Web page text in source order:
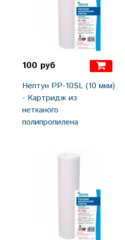
100 руб
Нептун PP-10SL (10 мкм)
- Картридж из
нетканого
полипропилена